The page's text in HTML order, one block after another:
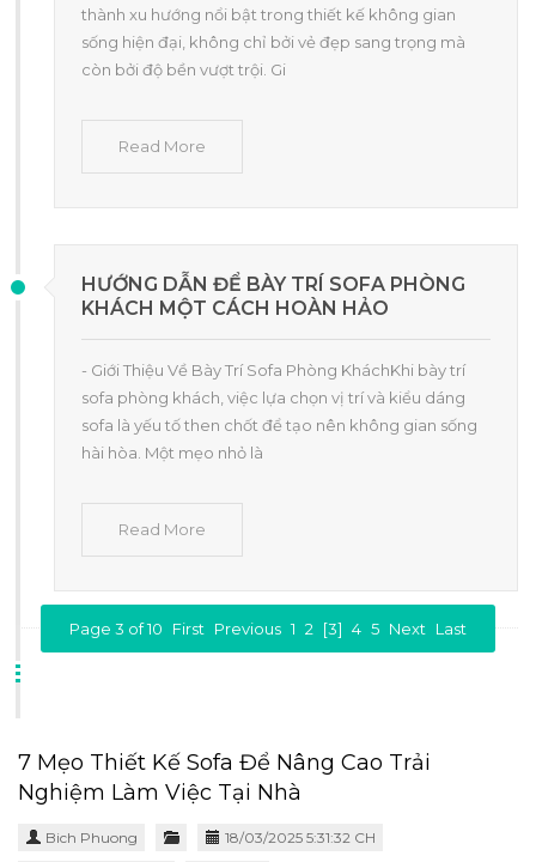
thành xu hướng nổi bật trong thiết kế không gian
sống hiện đại, không chỉ bởi vẻ đẹp sang trọng mà
còn bởi độ bền vượt trội. Gi
Read More
HƯỚNG DẪN ĐỂ BÀY TRÍ SOFA PHÒNG
KHÁCH MỘT CÁCH HOÀN HẢO
- Giới Thiệu Về Bày Trí Sofa Phòng KháchKhi bày trí
sofa phòng khách, việc lựa chọn vị trí và kiểu dáng
sofa là yếu tố then chốt để tạo nên không gian sống
hài hòa. Một mẹo nhỏ là
Read More
Page 3 of 10 First Previous 1 2 [3] 4 5 Next Last
7 Mẹo Thiết Kế Sofa Để Nâng Cao Trải
Nghiệm Làm Việc Tại Nhà
Bich Phuong 18/03/2025 5:31:32 CH